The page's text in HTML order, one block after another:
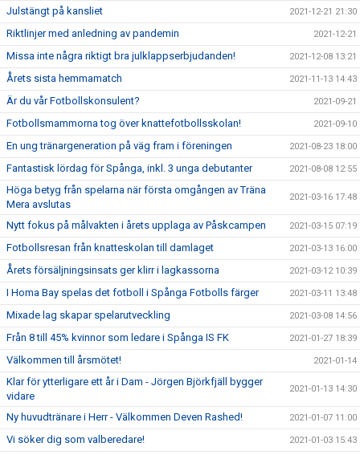
Julstängt på kansliet 2021-12-21 21:30
Riktlinjer med anledning av pandemin 2021-12-21
Missa inte några riktigt bra julklappserbjudanden! 2021-12-08 13:21
Årets sista hemmamatch 2021-11-13 14:43
Är du vår Fotbollskonsulent? 2021-09-21
Fotbollsmammorna tog över knattefotbollsskolan! 2021-09-10
En ung tränargeneration på väg fram i föreningen 2021-08-23 18:00
Fantastisk lördag för Spånga, inkl. 3 unga debutanter 2021-08-08 12:55
Höga betyg från spelarna när första omgången av Träna
Mera avslutas
2021-03-16 17:48
Nytt fokus på målvakten i årets upplaga av Påskcampen 2021-03-15 07:19
Fotbollsresan från knatteskolan till damlaget 2021-03-13 16:00
Årets försäljningsinsats ger klirr i lagkassorna 2021-03-12 10:39
I Homa Bay spelas det fotboll i Spånga Fotbolls färger 2021-03-11 13:48
Mixade lag skapar spelarutveckling 2021-03-08 14:56
Från 8 till 45% kvinnor som ledare i Spånga IS FK 2021-01-27 18:39
Välkommen till årsmötet! 2021-01-14
Klar för ytterligare ett år i Dam - Jörgen Björkfjäll bygger
vidare
2021-01-13 14:30
Ny huvudtränare i Herr - Välkommen Deven Rashed! 2021-01-07 11:00
Vi söker dig som valberedare! 2021-01-03 15:43